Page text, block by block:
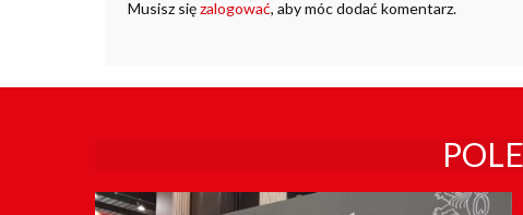
Musisz sięzalogować, aby móc dodać komentarz.